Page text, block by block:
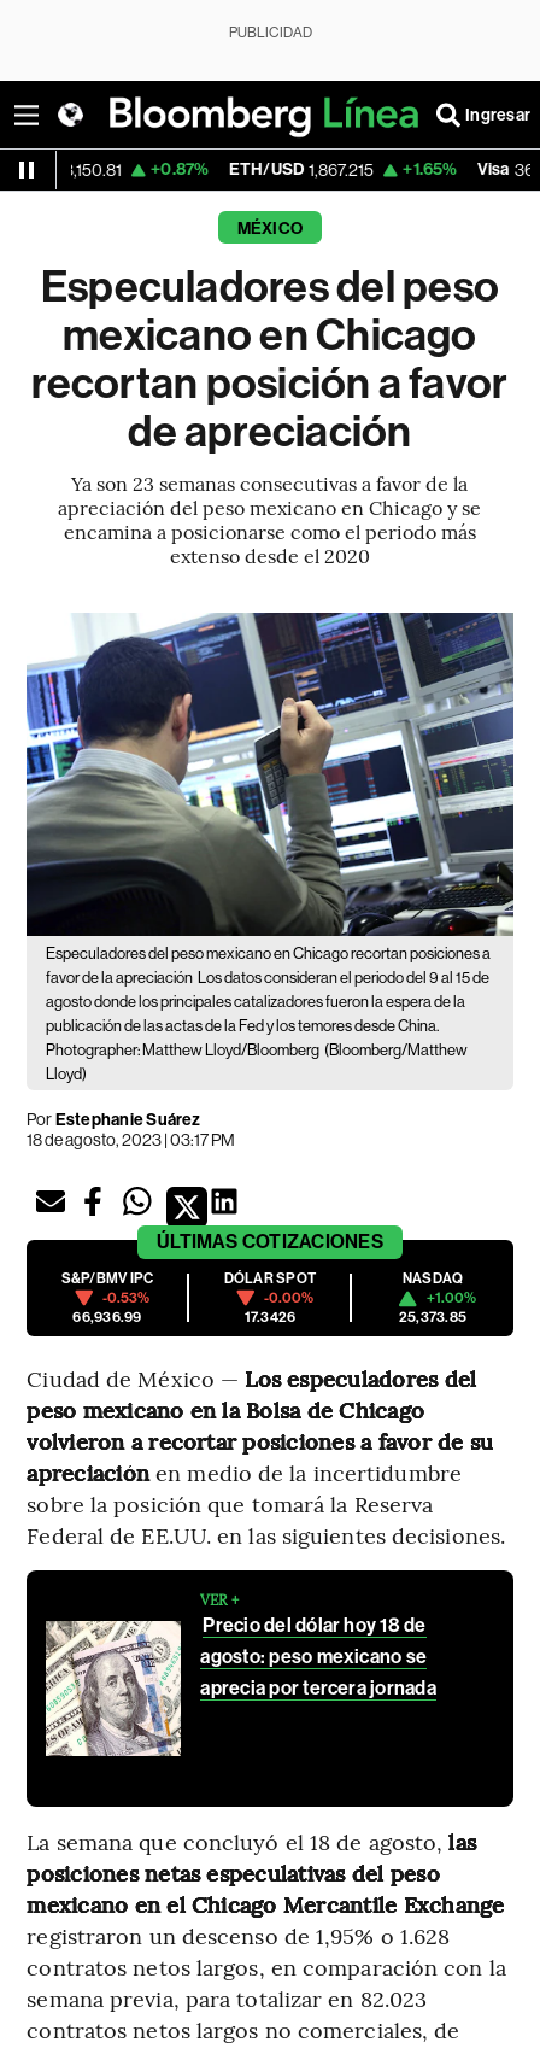
PUBLICIDAD
Ingresar
+0.87% ETH/USD 1,867.215 +1.65% Visa 366.13 -
MÉXICO
Especuladores del peso
mexicano en Chicago
recortan posición a favor
de apreciación
Ya son 23 semanas consecutivas a favor de la
apreciación del peso mexicano en Chicago y se
encamina a posicionarse como el periodo más
extenso desde el 2020
Especuladores del peso mexicano en Chicago recortan posiciones a
favor de la apreciación Los datos consideran el periodo del 9 al 15 de
agosto donde los principales catalizadores fueron la espera de la
publicación de las actas de la Fed y los temores desde China.
Photographer: Matthew Lloyd/Bloomberg (Bloomberg/Matthew
Lloyd)
PorEstephanie Suárez
18 de agosto, 2023 | 03:17 PM
ÚLTIMAS COTIZACIONES
S&P/BMV IPC
-0.53%
66,936.99
DÓLAR SPOT
-0.00%
17.3426
NASDAQ
+1.00%
25,373.85
Ciudad de México — Los especuladores del
peso mexicano en la Bolsa de Chicago
volvieron a recortar posiciones a favor de su
apreciaciónen medio de la incertidumbre
sobre la posición que tomará la Reserva
Federal de EE.UU. en las siguientes decisiones.
VER +
Precio del dólar hoy 18 de
agosto: peso mexicano se
aprecia por tercera jornada
La semana que concluyó el 18 de agosto,las
posiciones netas especulativas del peso
mexicano en el Chicago Mercantile Exchange
registraron un descenso de 1,95% o 1.628
contratos netos largos, en comparación con la
semana previa, para totalizar en 82.023
contratos netos largos no comerciales, de